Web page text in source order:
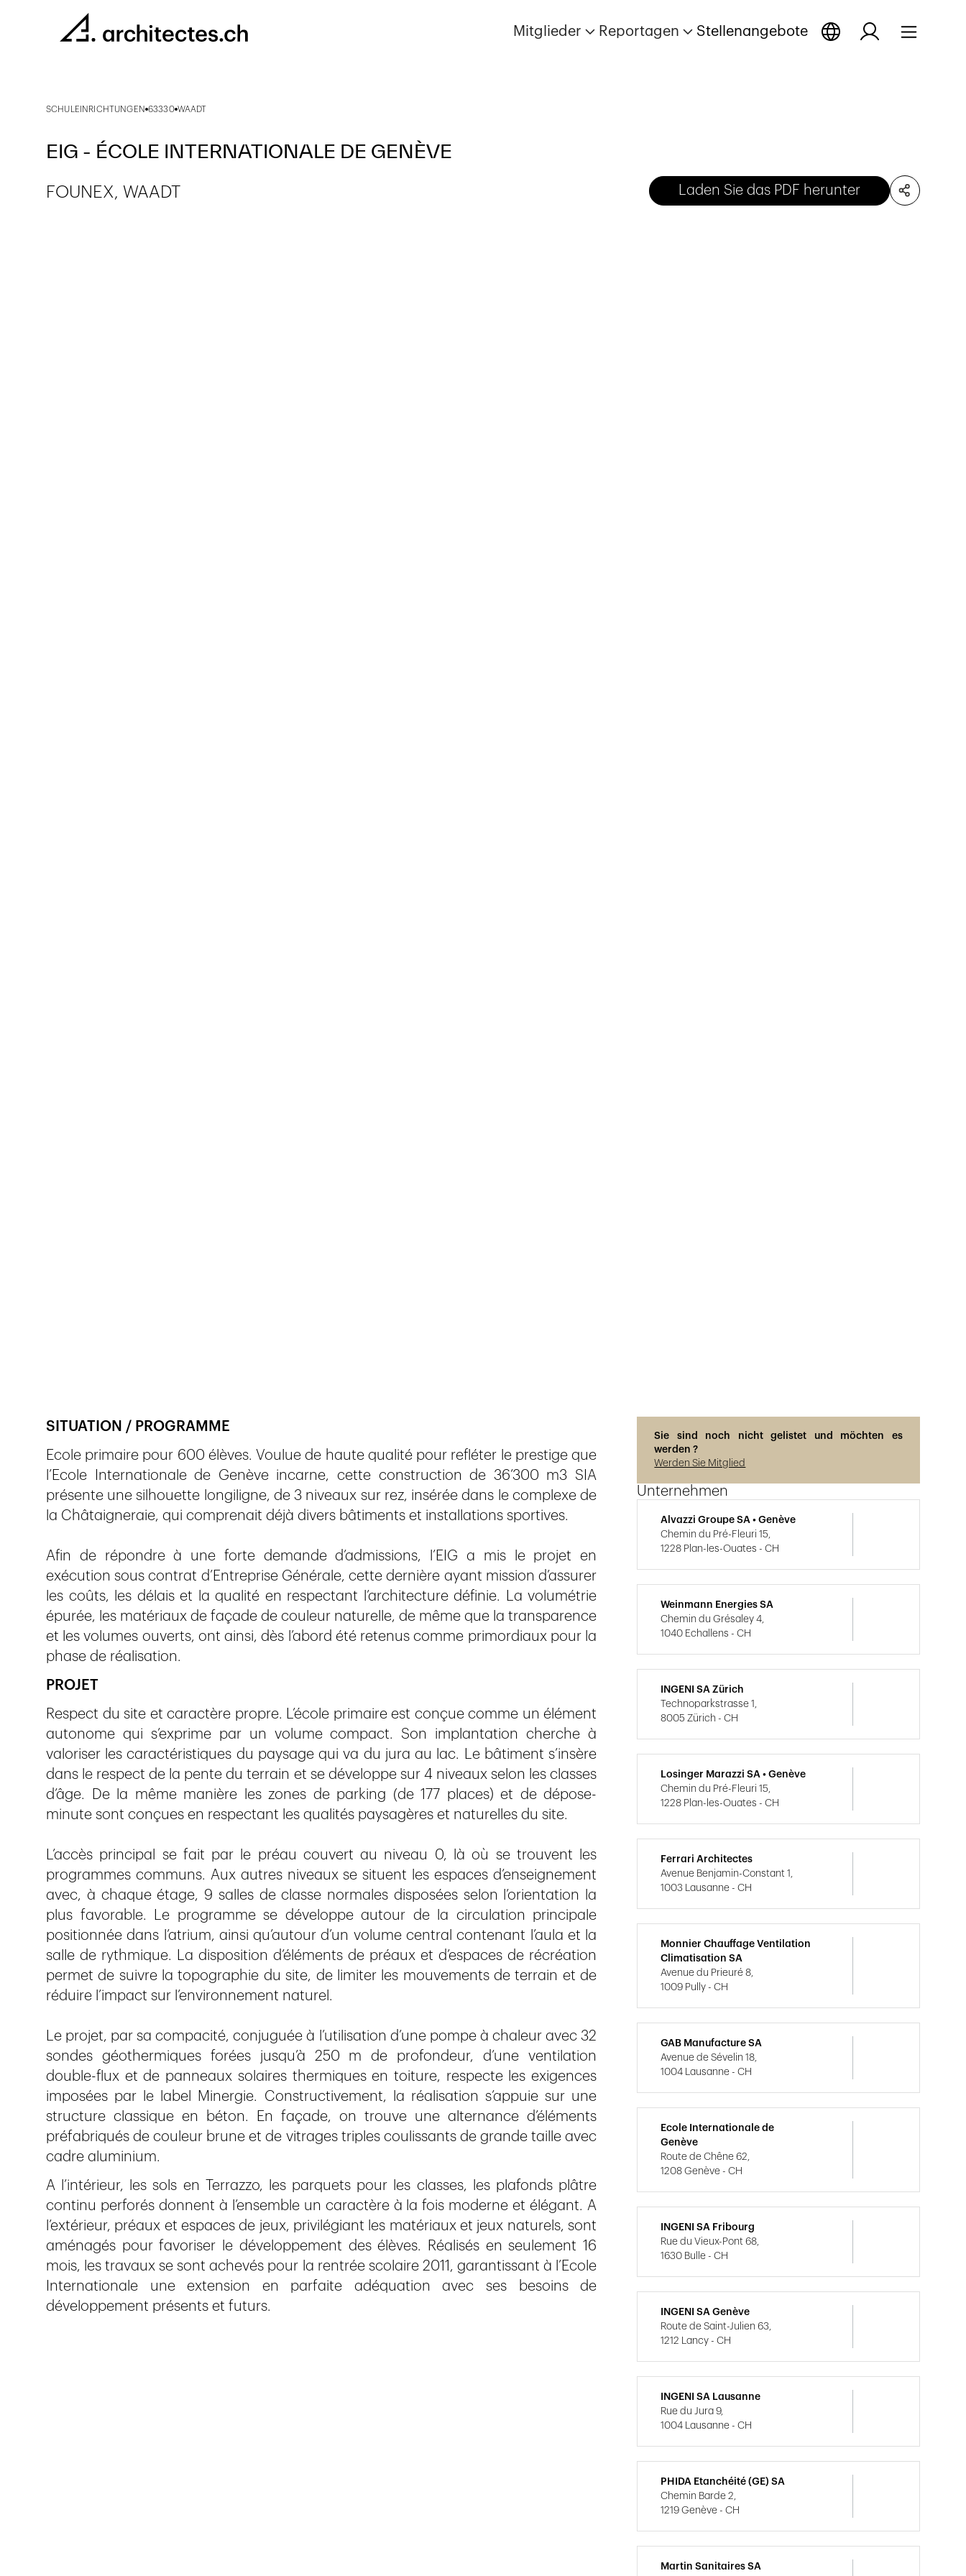
Mitglieder Reportagen Stellenangebote
SCHULEINRICHTUNGEN 63330 WAADT
EIG - ÉCOLE INTERNATIONALE DE GENÈVE
FOUNEX, WAADT Laden Sie das PDF herunter
SITUATION / PROGRAMME
Ecole primaire pour 600 élèves. Voulue de haute qualité pour refléter le prestige que
l’Ecole Internationale de Genève incarne, cette construction de 36’300 m3 SIA
présente une silhouette longiligne, de 3 niveaux sur rez, insérée dans le complexe de
la Châtaigneraie, qui comprenait déjà divers bâtiments et installations sportives.
Afin de répondre à une forte demande d’admissions, l’EIG a mis le projet en
exécution sous contrat d’Entreprise Générale, cette dernière ayant mission d’assurer
les coûts, les délais et la qualité en respectant l’architecture définie. La volumétrie
épurée, les matériaux de façade de couleur naturelle, de même que la transparence
et les volumes ouverts, ont ainsi, dès l’abord été retenus comme primordiaux pour la
phase de réalisation.
PROJET
Respect du site et caractère propre. L’école primaire est conçue comme un élément
autonome qui s’exprime par un volume compact. Son implantation cherche à
valoriser les caractéristiques du paysage qui va du jura au lac. Le bâtiment s’insère
dans le respect de la pente du terrain et se développe sur 4 niveaux selon les classes
d’âge. De la même manière les zones de parking (de 177 places) et de dépose-
minute sont conçues en respectant les qualités paysagères et naturelles du site.
L’accès principal se fait par le préau couvert au niveau 0, là où se trouvent les
programmes communs. Aux autres niveaux se situent les espaces d’enseignement
avec, à chaque étage, 9 salles de classe normales disposées selon l’orientation la
plus favorable. Le programme se développe autour de la circulation principale
positionnée dans l’atrium, ainsi qu’autour d’un volume central contenant l’aula et la
salle de rythmique. La disposition d’éléments de préaux et d’espaces de récréation
permet de suivre la topographie du site, de limiter les mouvements de terrain et de
réduire l’impact sur l’environnement naturel.
Le projet, par sa compacité, conjuguée à l’utilisation d’une pompe à chaleur avec 32
sondes géothermiques forées jusqu’à 250 m de profondeur, d’une ventilation
double-flux et de panneaux solaires thermiques en toiture, respecte les exigences
imposées par le label Minergie. Constructivement, la réalisation s’appuie sur une
structure classique en béton. En façade, on trouve une alternance d’éléments
préfabriqués de couleur brune et de vitrages triples coulissants de grande taille avec
cadre aluminium.
A l’intérieur, les sols en Terrazzo, les parquets pour les classes, les plafonds plâtre
continu perforés donnent à l’ensemble un caractère à la fois moderne et élégant. A
l’extérieur, préaux et espaces de jeux, privilégiant les matériaux et jeux naturels, sont
aménagés pour favoriser le développement des élèves. Réalisés en seulement 16
mois, les travaux se sont achevés pour la rentrée scolaire 2011, garantissant à l’Ecole
Internationale une extension en parfaite adéquation avec ses besoins de
développement présents et futurs.
Sie sind noch nicht gelistet und möchten es
werden ?
Werden Sie Mitglied
Unternehmen
Alvazzi Groupe SA • Genève
Chemin du Pré-Fleuri 15,
1228 Plan-les-Ouates - CH
Weinmann Energies SA
Chemin du Grésaley 4,
1040 Echallens - CH
INGENI SA Zürich
Technoparkstrasse 1,
8005 Zürich - CH
Losinger Marazzi SA • Genève
Chemin du Pré-Fleuri 15,
1228 Plan-les-Ouates - CH
Ferrari Architectes
Avenue Benjamin-Constant 1,
1003 Lausanne - CH
Monnier Chauffage Ventilation
Climatisation SA
Avenue du Prieuré 8,
1009 Pully - CH
GAB Manufacture SA
Avenue de Sévelin 18,
1004 Lausanne - CH
Ecole Internationale de
Genève
Route de Chêne 62,
1208 Genève - CH
INGENI SA Fribourg
Rue du Vieux-Pont 68,
1630 Bulle - CH
INGENI SA Genève
Route de Saint-Julien 63,
1212 Lancy - CH
INGENI SA Lausanne
Rue du Jura 9,
1004 Lausanne - CH
PHIDA Etanchéité (GE) SA
Chemin Barde 2,
1219 Genève - CH
Martin Sanitaires SA